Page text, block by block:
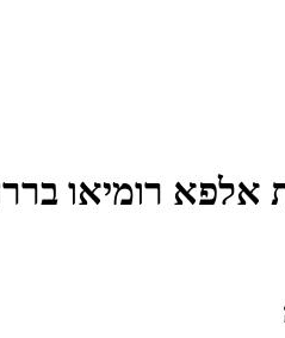
אלפא רומיאו בררה